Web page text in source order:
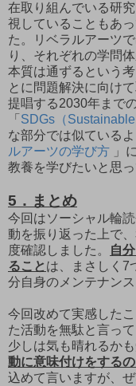
在取り組んでいる研
視していることもあ
た。リベラルアーツ
り、それぞれの学問
本質は通ずるという
とに問題解決に向け
提唱する2030年まで
「 SDGs（
な部分では似ている
ルアーツの学び方 」
教養を学びたいと思っ
5．まとめ
今回はソーシャル輪
動を振り返った上で
度確認しました。
自
ること は、まさしく7
分自身のメンテナン
今回改めて実感した
た活動を無駄と言っ
少しは気も晴れるか
動に意味付けをする
込めて言いますが、